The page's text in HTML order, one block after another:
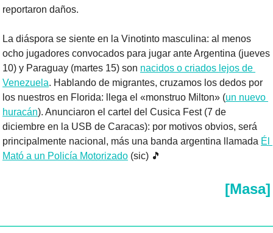
reportaron daños.
La diáspora se siente en la Vinotinto masculina: al menos
ocho jugadores convocados para jugar ante Argentina (jueves
10) y Paraguay (martes 15) son nacidos o criados lejos de
Venezuela. Hablando de migrantes, cruzamos los dedos por
los nuestros en Florida: llega el «monstruo Milton» (un nuevo
huracán). Anunciaron el cartel del Cusica Fest (7 de
diciembre en la USB de Caracas): por motivos obvios, será
principalmente nacional, más una banda argentina llamada Él
Mató a un Policía Motorizado (sic) 🎵
[Masa]